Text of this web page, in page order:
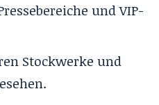
und VIP-
Stockwerke und